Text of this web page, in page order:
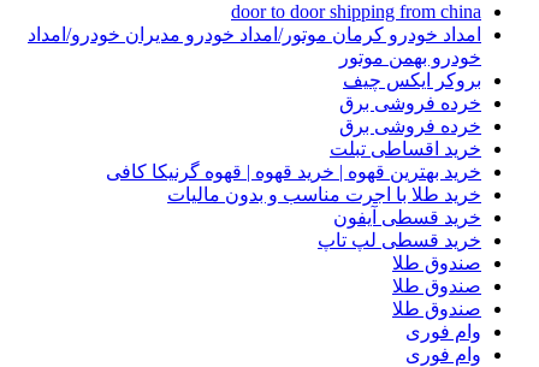
door to door shipping from china
امداد خودرو کرمان موتور/امداد خودرو مدیران خودرو/امداد
خودرو بهمن موتور
بروکر ایکس چیف
خرده فروشی برق
خرده فروشی برق
خرید اقساطی تبلت
خرید بهترین قهوه | خرید قهوه | قهوه گرنیکا کافی
خرید طلا با اجرت مناسب و بدون مالیات
خرید قسطی آیفون
خرید قسطی لپ تاپ
صندوق طلا
صندوق طلا
صندوق طلا
وام فوری
وام فوری